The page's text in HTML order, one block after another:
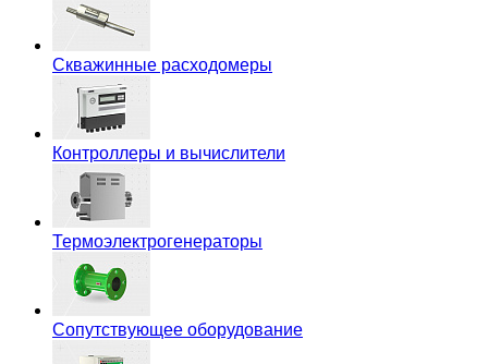
Скважинные расходомеры
Контроллеры и вычислители
Термоэлектрогенераторы
Сопутствующее оборудование